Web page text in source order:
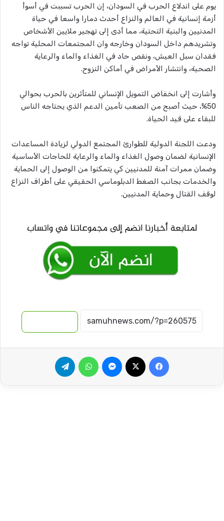
يوم على اندلاع الحرب في السودان، إن الحرب تسببت في أسوأ
أزمة إنسانية في العالم والنزاع أحدث دمارا واسعا في حياة
المدنيين والبنية التحتية، مما أدى إلى تهجير ملايين الأشخاص
وتشريدهم داخل السودان وخارجه وان المجتمعات المحلية تواجه
فقدان سبل العيش، ونقص حاد في الغذاء والماء والرعاية
الصحية، وانتشار الأمراض في أماكن النزوح.
وأشارت إلى انخفاض التمويل الإنساني للمتأثرين بالحرب بحوالي
50%، حيث أصبح من الصعب تأمين الدعم الذي يحتاجه الناس
للبقاء على قيد الحياة.
ودعت اللجنة الدولية للطوارئ المجتمع الدولي لزيادة المساعدات
الإنسانية لضمان وصول الغذاء والماء والرعاية للحاجات الأساسية
وضمان ممرات آمنة للمدنيين كي يتمكنوا من الوصول إلى الحماية
والخدمات بجانب الصغط الدبلوماسي الحقيقي على أطراف النزاع
لوقف القتال وحماية المدنيين.
فيسبوك ماسنجر واتساب